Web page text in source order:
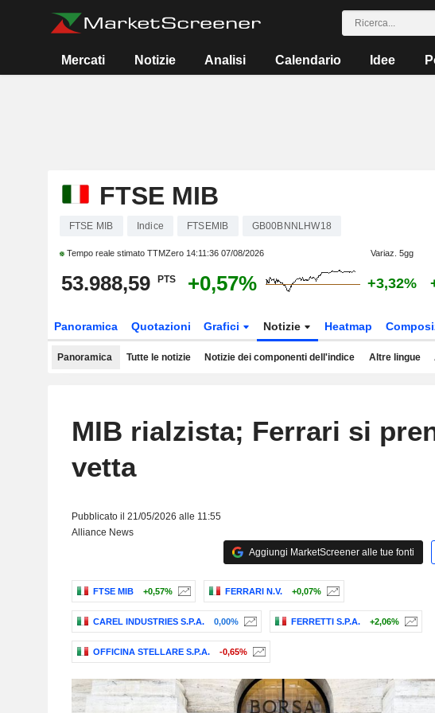
Mercati Notizie Analisi Calendario Idee
FTSE MIB
FTSE MIB Indice FTSEMIB GB00BNNLHW18
Tempo reale stimato TTMZero 14:11:36 07/08/2026 Variaz. 5gg
53.988,59 PTS +0,57% +3,32%
Panoramica Quotazioni Grafici Notizie Heatmap
Panoramica Tutte le notizie Notizie dei componenti dell'indice Altre lingue
MIB rialzista; Ferrari si
vetta
Pubblicato il 21/05/2026 alle 11:55
Alliance News
Aggiungi MarketScreener alle tue fonti
FTSE MIB +0,57% FERRARI N.V. +0,07%
CAREL INDUSTRIES S.P.A. 0,00% FERRETTI S.P.A. +2,06%
OFFICINA STELLARE S.P.A. -0,65%